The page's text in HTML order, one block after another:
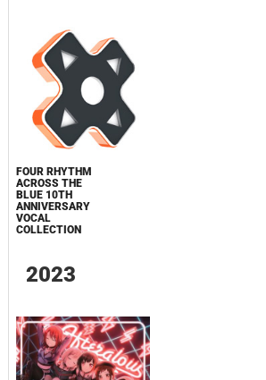
FOUR RHYTHM
ACROSS THE
BLUE 10TH
ANNIVERSARY
VOCAL
COLLECTION
2023